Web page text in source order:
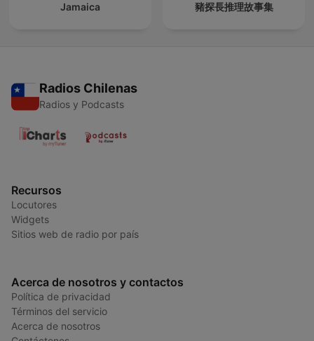
Jamaica 豬探長推理故事集
Radios Chilenas
Radios y Podcasts
Recursos
Locutores
Widgets
Sitios web de radio por país
Acerca de nosotros y contactos
Política de privacidad
Términos del servicio
Acerca de nosotros